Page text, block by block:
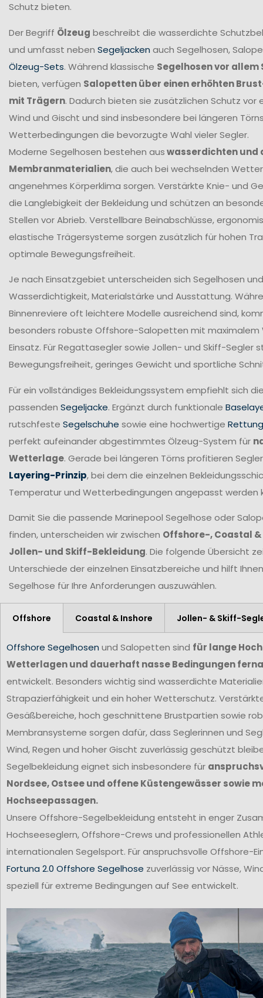
Schutz bieten.
Der Begriff Ölzeug beschreibt die wasserdichte
und umfasst neben Segeljacken auch Segelhosen,
Ölzeug-Sets. Während klassische Segelhosen vor allem
bieten, verfügen Salopetten über einen erhöhten
mit Trägern. Dadurch bieten sie zusätzlichen Schutz vor
Wind und Gischt und sind insbesondere bei längeren
Wetterbedingungen die bevorzugte Wahl vieler Segler.
Moderne Segelhosen bestehen auswasserdichten und
Membranmaterialien, die auch bei wechselnden
angenehmes Körperklima sorgen. Verstärkte Knie- und
die Langlebigkeit der Bekleidung und schützen an
Stellen vor Abrieb. Verstellbare Beinabschlüsse,
elastische Trägersysteme sorgen zusätzlich für hohen
optimale Bewegungsfreiheit.
Je nach Einsatzgebiet unterscheiden sich Segelhosen
Wasserdichtigkeit, Materialstärke und Ausstattung.
Binnenreviere oft leichtere Modelle ausreichend sind,
besonders robuste Offshore-Salopetten mit
Einsatz. Für Regattasegler sowie Jollen- und Skiff-Segler
Bewegungsfreiheit, geringes Gewicht und sportliche
Für ein vollständiges Bekleidungssystem empfiehlt sich
passenden Segeljacke. Ergänzt durch funktionale
rutschfeste Segelschuhe sowie eine hochwertige
perfekt aufeinander abgestimmtes Ölzeug-System für
Wetterlage. Gerade bei längeren Törns profitieren
Layering-Prinzip, bei dem die einzelnen
Temperatur und Wetterbedingungen angepasst werden
Damit Sie die passende Marinepool Segelhose oder
finden, unterscheiden wir zwischen Offshore-, Coastal
Jollen- und Skiff-Bekleidung. Die folgende Übersicht
Unterschiede der einzelnen Einsatzbereiche und hilft
Segelhose für Ihre Anforderungen auszuwählen.
Offshore Coastal & Inshore Jollen- & Skiff-
Offshore Segelhosen und Salopetten sind für lange
Wetterlagen und dauerhaft nasse Bedingungen
entwickelt. Besonders wichtig sind wasserdichte
Strapazierfähigkeit und ein hoher Wetterschutz.
Gesäßbereiche, hoch geschnittene Brustpartien sowie
Membransysteme sorgen dafür, dass Seglerinnen und
Wind, Regen und hoher Gischt zuverlässig geschützt
Segelbekleidung eignet sich insbesondere für
Nordsee, Ostsee und offene Küstengewässer sowie
Hochseepassagen.
Unsere Offshore-Segelbekleidung entsteht in enger
Hochseeseglern, Offshore-Crews und professionellen
internationalen Segelsport. Für anspruchsvolle Offshore-
Fortuna 2.0 Offshore Segelhose zuverlässig vor Nässe,
speziell für extreme Bedingungen auf See entwickelt.